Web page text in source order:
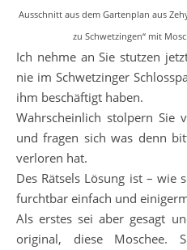
Ausschnitt aus dem Gartenplan aus
zu Schwetzingen“ mit
Ich nehme an Sie stutzen
nie im Schwetzinger
ihm beschäftigt haben.
Wahrscheinlich stolpern Sie
und fragen sich was denn
verloren hat.
Des Rätsels Lösung ist – wie
furchtbar einfach und
Als erstes sei aber gesagt
original, diese Moschee.